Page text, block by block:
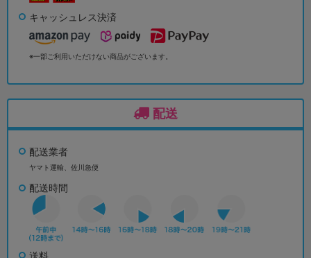
キャッシュレス決済
※一部ご利用いただけない商品がございます。
配送
配送業者
ヤマト運輸、佐川急便
配送時間
送料